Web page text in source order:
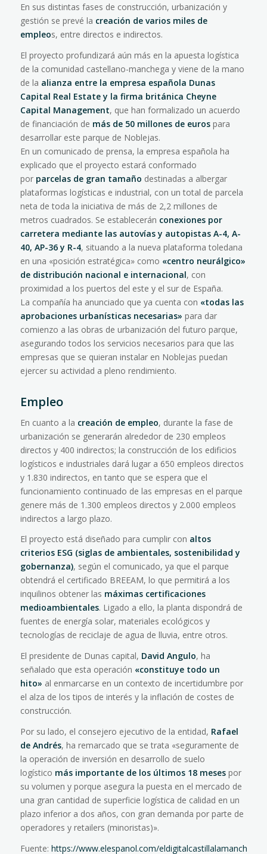
En sus distintas fases de construcción, urbanización y
gestión se prevé la creación de varios miles de
empleos, entre directos e indirectos.
El proyecto profundizará aún más en la apuesta logística
de la comunidad castellano-manchega y viene de la mano
de la alianza entre la empresa española Dunas
Capital Real Estate y la firma británica Cheyne
Capital Management, que han formalizado un acuerdo
de financiación de más de 50 millones de eurospara
desarrollar este parque de Noblejas.
En un comunicado de prensa, la empresa española ha
explicado que el proyecto estará conformado
por parcelas de gran tamaño destinadas a albergar
plataformas logísticas e industrial, con un total de parcela
neta de toda la iniciativa de más de 2,2 millones de
metros cuadrados. Se establecerán conexiones por
carretera mediante las autovías y autopistas A-4, A-
40, AP-36 y R-4, situando a la nueva plataforma toledana
en una «posición estratégica» como «centro neurálgico»
de distribución nacional e internacional, con
proximidad a los puertos del este y el sur de España.
La compañía ha anunciado que ya cuenta con «todas las
aprobaciones urbanísticas necesarias» para dar
comienzo a las obras de urbanización del futuro parque,
asegurando todos los servicios necesarios para que las
empresas que se quieran instalar en Noblejas puedan
ejercer su actividad a pleno rendimiento.
Empleo
En cuanto a la creación de empleo, durante la fase de
urbanización se generarán alrededor de 230 empleos
directos y 400 indirectos; la construcción de los edificios
logísticos e industriales dará lugar a 650 empleos directos
y 1.830 indirectos, en tanto que se espera que el
funcionamiento continuado de las empresas en el parque
genere más de 1.300 empleos directos y 2.000 empleos
indirectos a largo plazo.
El proyecto está diseñado para cumplir con altos
criterios ESG (siglas de ambientales, sostenibilidad y
gobernanza), según el comunicado, ya que el parque
obtendrá el certificado BREEAM, lo que permitirá a los
inquilinos obtener las máximas certificaciones
medioambientales. Ligado a ello, la planta dispondrá de
fuentes de energía solar, materiales ecológicos y
tecnologías de reciclaje de agua de lluvia, entre otros.
El presidente de Dunas capital, David Angulo, ha
señalado que esta operación «constituye todo un
hito» al enmarcarse en un contexto de incertidumbre por
el alza de los tipos de interés y la inflación de costes de
construcción.
Por su lado, el consejero ejecutivo de la entidad, Rafael
de Andrés, ha remarcado que se trata «seguramente de
la operación de inversión en desarrollo de suelo
logístico más importante de los últimos 18 mesespor
su volumen y porque asegura la puesta en el mercado de
una gran cantidad de superficie logística de calidad en un
plazo inferior a dos años, con gran demanda por parte de
operadores y retailers (minoristas)».
Fuente: https://www.elespanol.com/eldigitalcastillalamancha/